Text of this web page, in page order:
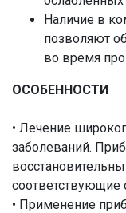
Наличие в
позволяют
во время
ОСОБЕННОСТИ
• Лечение
заболеваний.
соответствующие
• Применение